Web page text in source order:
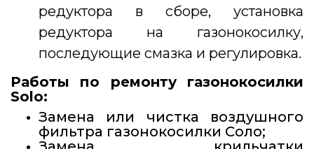
редуктора в сборе, установка
редуктора на газонокосилку,
последующие смазка и регулировка.
Работы по ремонту газонокосилки
Solo:
Замена или чистка воздушного
фильтра газонокосилки Соло;